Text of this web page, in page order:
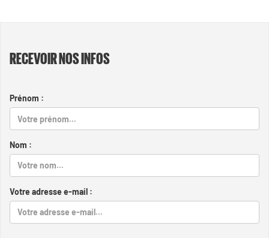
RECEVOIR NOS INFOS
Prénom :
Nom :
Votre adresse e-mail :